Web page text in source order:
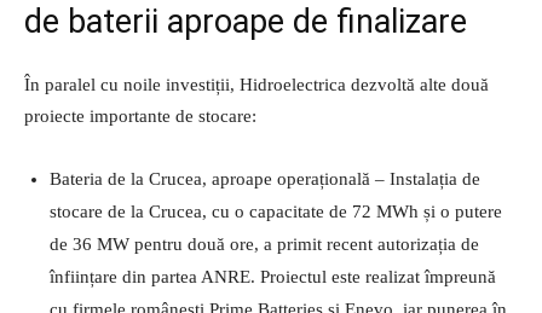
de baterii aproape de finalizare
În paralel cu noile investiții, Hidroelectrica dezvoltă alte două
proiecte importante de stocare:
Bateria de la Crucea, aproape operațională – Instalația de
stocare de la Crucea, cu o capacitate de 72 MWh și o putere
de 36 MW pentru două ore, a primit recent autorizația de
înființare din partea ANRE. Proiectul este realizat împreună
cu firmele românești Prime Batteries și Enevo, iar punerea în